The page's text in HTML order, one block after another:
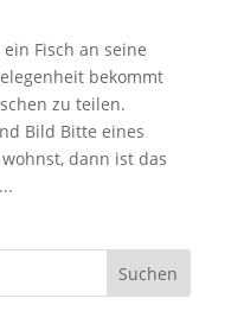
Fisch an seine
bekommt
zu teilen.
Bild Bitte eines
dann ist das